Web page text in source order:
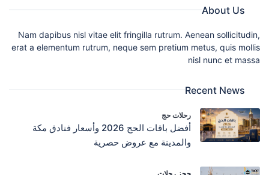
About Us
Nam dapibus nisl vitae elit fringilla rutrum. Aenean sollicitudin,
erat a elementum rutrum, neque sem pretium metus, quis mollis
nisl nunc et massa
Recent News
رحلات حج
أفضل باقات الحج 2026 وأسعار فنادق مكة
والمدينة مع عروض حصرية